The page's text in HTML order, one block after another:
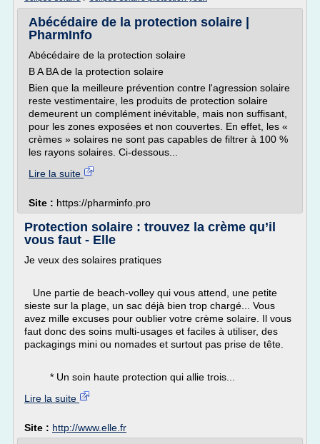
Abécédaire de la protection solaire |
PharmInfo
Abécédaire de la protection solaire
B A BA de la protection solaire
Bien que la meilleure prévention contre l'agression solaire
reste vestimentaire, les produits de protection solaire
demeurent un complément inévitable, mais non suffisant,
pour les zones exposées et non couvertes. En effet, les «
crèmes » solaires ne sont pas capables de filtrer à 100 %
les rayons solaires. Ci-dessous...
Lire la suite
Site : https://pharminfo.pro
Protection solaire : trouvez la crème qu’il
vous faut - Elle
Je veux des solaires pratiques
Une partie de beach-volley qui vous attend, une petite
sieste sur la plage, un sac déjà bien trop chargé... Vous
avez mille excuses pour oublier votre crème solaire. Il vous
faut donc des soins multi-usages et faciles à utiliser, des
packagings mini ou nomades et surtout pas prise de tête.
* Un soin haute protection qui allie trois...
Lire la suite
Site : http://www.elle.fr